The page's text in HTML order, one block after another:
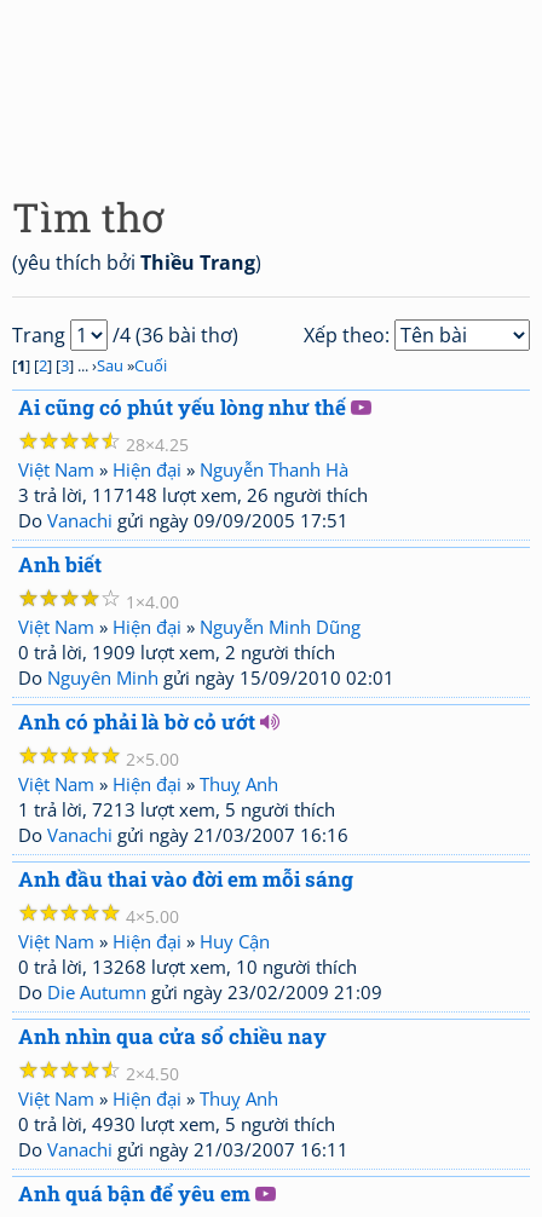
Tìm thơ
(yêu thích bởi Thiều Trang)
Xếp theo:
Trang /4 (36 bài thơ)
[1] [2] [3] ... ›Sau »Cuối
Ai cũng có phút yếu lòng như thế
☆
☆
☆
☆
☆ 28 4.25
Việt Nam » Hiện đại » Nguyễn Thanh Hà
3 trả lời, 117148 lượt xem, 26 người thích
Do Vanachi gửi ngày 09/09/2005 17:51
Anh biết
☆
☆
☆
☆
☆ 1 4.00
Việt Nam » Hiện đại » Nguyễn Minh Dũng
0 trả lời, 1909 lượt xem, 2 người thích
Do Nguyên Minh gửi ngày 15/09/2010 02:01
Anh có phải là bờ cỏ ướt
☆
☆
☆
☆
☆ 2 5.00
Việt Nam » Hiện đại » Thuỵ Anh
1 trả lời, 7213 lượt xem, 5 người thích
Do Vanachi gửi ngày 21/03/2007 16:16
Anh đầu thai vào đời em mỗi sáng
☆
☆
☆
☆
☆ 4 5.00
Việt Nam » Hiện đại » Huy Cận
0 trả lời, 13268 lượt xem, 10 người thích
Do Die Autumn gửi ngày 23/02/2009 21:09
Anh nhìn qua cửa sổ chiều nay
☆
☆
☆
☆
☆ 2 4.50
Việt Nam » Hiện đại » Thuỵ Anh
0 trả lời, 4930 lượt xem, 5 người thích
Do Vanachi gửi ngày 21/03/2007 16:11
Anh quá bận để yêu em